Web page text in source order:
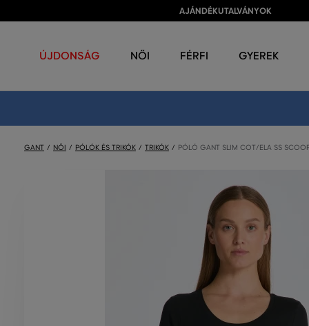
AJÁNDÉKUTALVÁNYOK
ÚJDONSÁG NŐI FÉRFI GYEREK
GANT NŐI PÓLÓK ÉS TRIKÓK TRIKÓK PÓLÓ GANT SLIM COT/ELA SS